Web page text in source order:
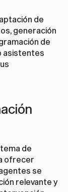
de
generación
de
asistentes
de
ofrecer
se
relevante y